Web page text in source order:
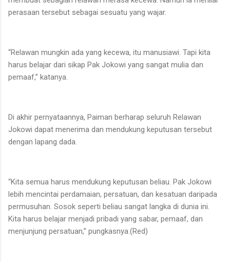
perasaan tersebut sebagai sesuatu yang wajar.
“Relawan mungkin ada yang kecewa, itu manusiawi. Tapi kita
harus belajar dari sikap Pak Jokowi yang sangat mulia dan
pemaaf,” katanya.
Di akhir pernyataannya, Paiman berharap seluruh Relawan
Jokowi dapat menerima dan mendukung keputusan tersebut
dengan lapang dada.
“Kita semua harus mendukung keputusan beliau. Pak Jokowi
lebih mencintai perdamaian, persatuan, dan kesatuan daripada
permusuhan. Sosok seperti beliau sangat langka di dunia ini.
Kita harus belajar menjadi pribadi yang sabar, pemaaf, dan
menjunjung persatuan,” pungkasnya.(Red)